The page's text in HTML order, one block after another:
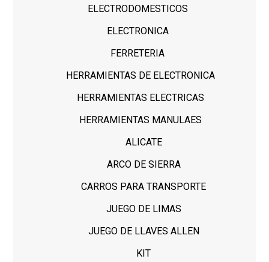
ELECTRODOMESTICOS
ELECTRONICA
FERRETERIA
HERRAMIENTAS DE ELECTRONICA
HERRAMIENTAS ELECTRICAS
HERRAMIENTAS MANULAES
ALICATE
ARCO DE SIERRA
CARROS PARA TRANSPORTE
JUEGO DE LIMAS
JUEGO DE LLAVES ALLEN
KIT